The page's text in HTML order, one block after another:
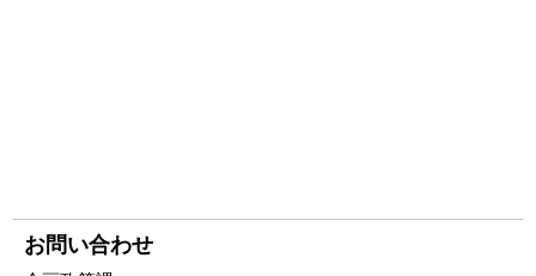
お問い合わせ